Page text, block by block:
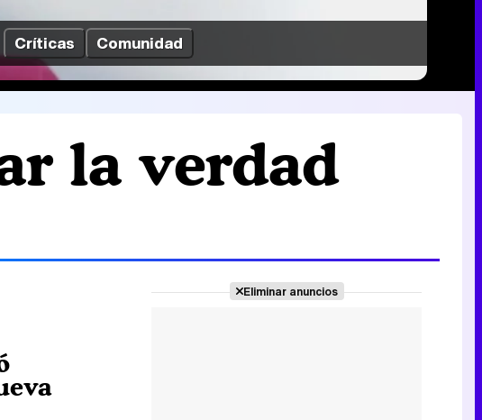
Críticas Comunidad
la verdad
Eliminar anuncios